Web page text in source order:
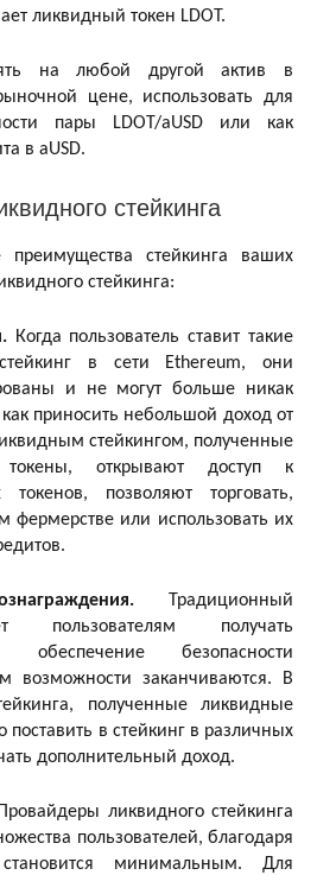
ликвидный токен LDOT.
на любой другой актив в
цене, использовать для
пары LDOT/aUSD или как
в aUSD.
стейкинга
преимущества стейкинга ваших
стейкинга:
Когда пользователь ставит такие
в сети Ethereum, они
и не могут больше никак
приносить небольшой доход от
стейкингом, полученные
открывают доступ к
токенов, позволяют торговать,
фермерстве или использовать их
Традиционный
пользователям получать
обеспечение безопасности
возможности заканчиваются. В
полученные ликвидные
в стейкинг в различных
дополнительный доход.
ликвидного стейкинга
пользователей, благодаря
минимальным. Для